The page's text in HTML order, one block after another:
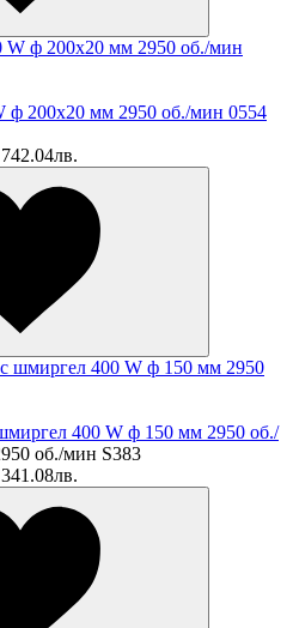
ф 200х20 мм 2950 об./мин 0554
400 W ф 150 мм 2950 об./
об./мин S383